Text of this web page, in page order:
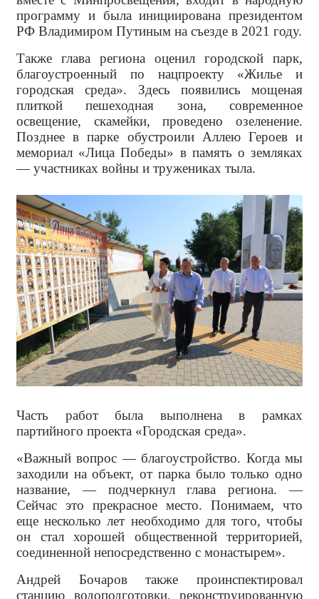
программу и была инициирована президентом
РФ Владимиром Путиным на съезде в 2021 году.
Также глава региона оценил городской парк,
благоустроенный по нацпроекту «Жилье и
городская среда». Здесь появились мощеная
плиткой пешеходная зона, современное
освещение, скамейки, проведено озеленение.
Позднее в парке обустроили Аллею Героев и
мемориал «Лица Победы» в память о земляках
— участниках войны и тружениках тыла.
Часть работ была выполнена в рамках
партийного проекта «Городская среда».
«Важный вопрос — благоустройство. Когда мы
заходили на объект, от парка было только одно
название, — подчеркнул глава региона. —
Сейчас это прекрасное место. Понимаем, что
еще несколько лет необходимо для того, чтобы
он стал хорошей общественной территорией,
соединенной непосредственно с монастырем».
Андрей Бочаров также проинспектировал
станцию водоподготовки, реконструированную